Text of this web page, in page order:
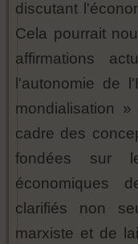
discutant
Cela pourrait
affirmations
l'autonomie de
mondialisation
cadre des
fondées sur
économiques
clarifiés non
marxiste et de